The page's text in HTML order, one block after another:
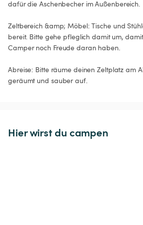
dafür die Aschenbecher im Außenbereich.
Zeltbereich &amp; Möbel: Tische und
bereit. Bitte gehe pfleglich damit um,
Camper noch Freude daran haben.
Abreise: Bitte räume deinen Zeltplatz am
geräumt und sauber auf.
Hier wirst du campen